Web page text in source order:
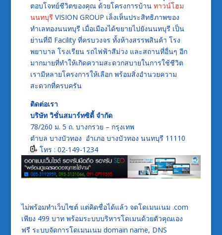
ตอบโจทย์ชีวิตของคุณ ด้วยโครงการบ้าน ทาวน์โฮม
นนทบุรี VISION GROUP เล็งเห็นประสิทธิภาพของ
ทำเลทองนนทบุรี เมื่อเมืองได้ขยายไปยังนนทบุรี เป็น
ย่านที่มี Facility ที่ครบวงจร ทั้งห้างสรรพสินค้า โรง
พยาบาล โรงเรียน รถไฟฟ้าสีม่วง และสถานที่อื่นๆ อีก
มากมายที่ทำให้เกิดความสะดวกสบายในการใช้ชีวิต
เรามีหลายโครงการให้เลือก พร้อมสิ่งอำนวยความ
สะดวกที่ครบครัน
ติดต่อเรา
บริษัท วิชั่นสมาร์ทซิตี้ จำกัด
78/260 ม. 5 ถ. บางกรวย – กรุงเทพ
ตำบล บางบัวทอง อำเภอ บางบัวทอง นนทบุรี 11110
โทร : 02-149-1234
ไม่พร้อมทำเว็บไซต์ แต่คิดชื่อได้แล้ว จดโดเมนเนม .com
เพียง 499 บาท พร้อมระบบบริหารโดเมนด้วยตัวคุณเอง
ฟรี ระบบจัดการโดเมนเนม domain name, DNS